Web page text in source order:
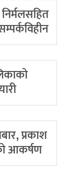
निर्मलसहित
प्रकाश
आकर्षण